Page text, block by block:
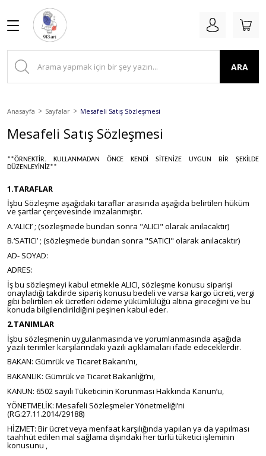
ARA
Anasayfa Sayfalar Mesafeli Satış Sözleşmesi
Mesafeli Satış Sözleşmesi
**ÖRNEKTİR. KULLANMADAN ÖNCE KENDİ SİTENİZE UYGUN BİR ŞEKİLDE
DÜZENLEYİNİZ**
1.TARAFLAR
İşbu Sözleşme aşağıdaki taraflar arasında aşağıda belirtilen hüküm
ve şartlar çerçevesinde imzalanmıştır.
A.‘ALICI’ ; (sözleşmede bundan sonra "ALICI" olarak anılacaktır)
B.‘SATICI’ ; (sözleşmede bundan sonra "SATICI" olarak anılacaktır)
AD- SOYAD:
ADRES:
İş bu sözleşmeyi kabul etmekle ALICI, sözleşme konusu siparişi
onayladığı takdirde sipariş konusu bedeli ve varsa kargo ücreti, vergi
gibi belirtilen ek ücretleri ödeme yükümlülüğü altına gireceğini ve bu
konuda bilgilendirildiğini peşinen kabul eder.
2.TANIMLAR
İşbu sözleşmenin uygulanmasında ve yorumlanmasında aşağıda
yazılı terimler karşılarındaki yazılı açıklamaları ifade edeceklerdir.
BAKAN: Gümrük ve Ticaret Bakanı’nı,
BAKANLIK: Gümrük ve Ticaret Bakanlığı’nı,
KANUN: 6502 sayılı Tüketicinin Korunması Hakkında Kanun’u,
YÖNETMELİK: Mesafeli Sözleşmeler Yönetmeliği’ni
(RG:27.11.2014/29188)
HİZMET: Bir ücret veya menfaat karşılığında yapılan ya da yapılması
taahhüt edilen mal sağlama dışındaki her türlü tüketici işleminin
konusunu ,
Dizi & Film
Animasyon
Modern Art
Bauhaus
Mutfak
Kahve & Çay
2'li Setler